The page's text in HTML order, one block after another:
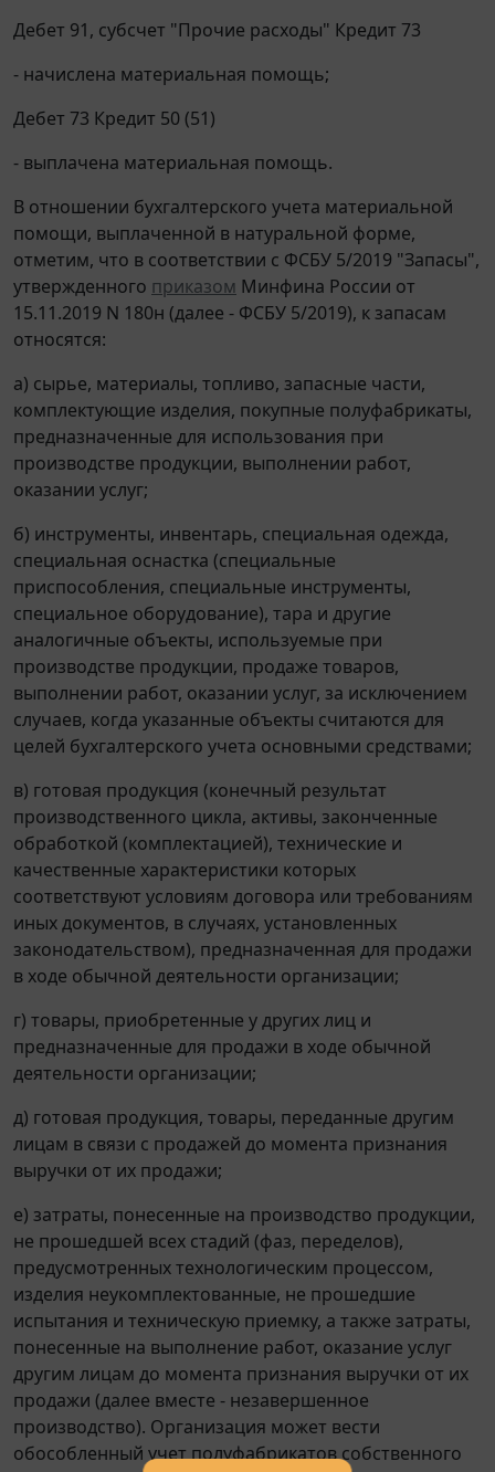
Дебет 91, субсчет "Прочие расходы" Кредит 73
- начислена материальная помощь;
Дебет 73 Кредит 50 (51)
- выплачена материальная помощь.
В отношении бухгалтерского учета материальной
помощи, выплаченной в натуральной форме,
отметим, что в соответствии с ФСБУ 5/2019 "Запасы",
утвержденного приказом Минфина России от
15.11.2019 N 180н (далее - ФСБУ 5/2019), к запасам
относятся:
а) сырье, материалы, топливо, запасные части,
комплектующие изделия, покупные полуфабрикаты,
предназначенные для использования при
производстве продукции, выполнении работ,
оказании услуг;
б) инструменты, инвентарь, специальная одежда,
специальная оснастка (специальные
приспособления, специальные инструменты,
специальное оборудование), тара и другие
аналогичные объекты, используемые при
производстве продукции, продаже товаров,
выполнении работ, оказании услуг, за исключением
случаев, когда указанные объекты считаются для
целей бухгалтерского учета основными средствами;
в) готовая продукция (конечный результат
производственного цикла, активы, законченные
обработкой (комплектацией), технические и
качественные характеристики которых
соответствуют условиям договора или требованиям
иных документов, в случаях, установленных
законодательством), предназначенная для продажи
в ходе обычной деятельности организации;
г) товары, приобретенные у других лиц и
предназначенные для продажи в ходе обычной
деятельности организации;
д) готовая продукция, товары, переданные другим
лицам в связи с продажей до момента признания
выручки от их продажи;
е) затраты, понесенные на производство продукции,
не прошедшей всех стадий (фаз, переделов),
предусмотренных технологическим процессом,
изделия неукомплектованные, не прошедшие
испытания и техническую приемку, а также затраты,
понесенные на выполнение работ, оказание услуг
другим лицам до момента признания выручки от их
продажи (далее вместе - незавершенное
производство). Организация может вести
обособленный учет полуфабрикатов собственного